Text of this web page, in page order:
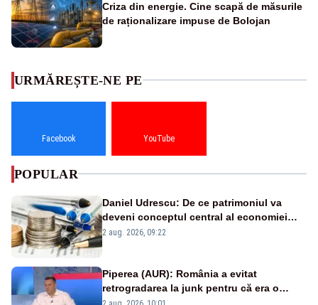
Criza din energie. Cine scapă de măsurile
de raționalizare impuse de Bolojan
URMĂREȘTE-NE PE
Facebook YouTube
POPULAR
Daniel Udrescu: De ce patrimoniul va
deveni conceptul central al economiei
viitoare?
2 aug. 2026, 09:22
Piperea (AUR): România a evitat
retrogradarea la junk pentru că era o
catastrofă pentru bănci și fondurile de